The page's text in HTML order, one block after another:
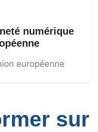
numérique
européenne
sur